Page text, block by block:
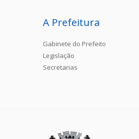
A Prefeitura
Gabinete do Prefeito
Legislação
Secretarias